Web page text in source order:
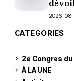
2026-
CATEGORIES
2e Congres du
À LA UNE